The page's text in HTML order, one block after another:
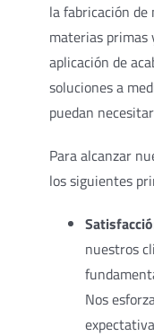
la fabricación
materias primas
aplicación de
soluciones a
puedan
Para alcanzar
los siguientes
nuestros
Nos